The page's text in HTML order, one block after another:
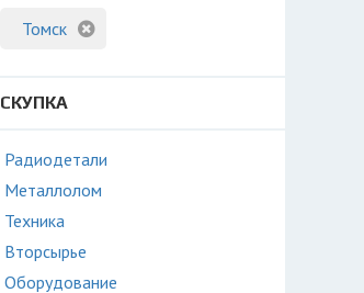
Томск
СКУПКА
Радиодетали
Металлолом
Техника
Вторсырье
Оборудование